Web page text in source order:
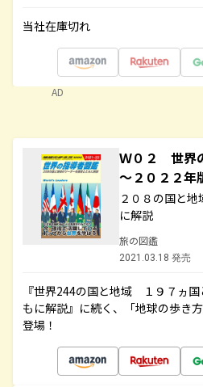
当社在庫切れ
AD
Ｗ０２ 世界
～２０２２年
２０８の国と
に解説
旅の図鑑
2021.03.18 発売
『世界244の国と地域 １９７ヵ
もに解説』に続く、「地球の歩き
登場！